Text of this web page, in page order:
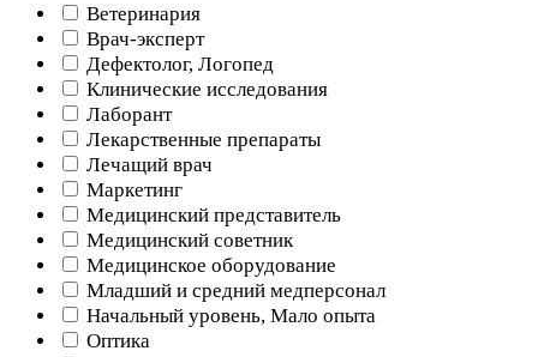
Ветеринария
Врач-эксперт
Дефектолог, Логопед
Клинические исследования
Лаборант
Лекарственные препараты
Лечащий врач
Маркетинг
Медицинский представитель
Медицинский советник
Медицинское оборудование
Младший и средний медперсонал
Начальный уровень, Мало опыта
Оптика